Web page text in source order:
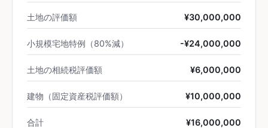
土地の評価額 ¥30,000,000
小規模宅地特例（80%減） -¥24,000,000
土地の相続税評価額 ¥6,000,000
建物（固定資産税評価額） ¥10,000,000
合計 ¥16,000,000